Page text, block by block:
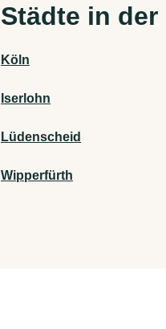
Städte in der
Köln
Iserlohn
Lüdenscheid
Wipperfürth